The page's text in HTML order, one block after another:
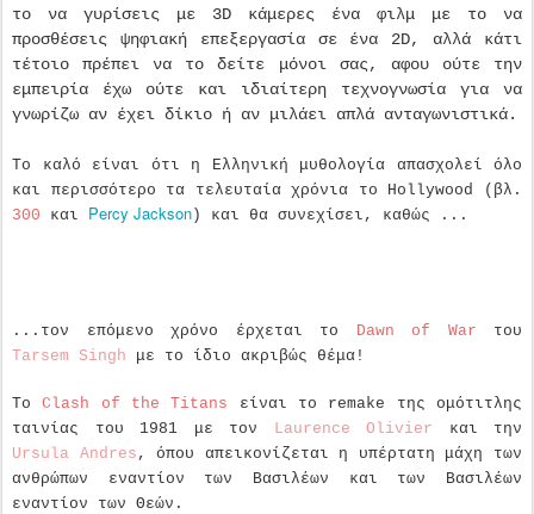
το να γυρίσεις με 3D κάμερες ένα φιλμ με το να
προσθέσεις ψηφιακή επεξεργασία σε ένα 2D, αλλά κάτι
τέτοιο πρέπει να το δείτε μόνοι σας, αφουούτε την
εμπειρία έχω ούτε και ιδιαίτερη τεχνογνωσία για να
γνωρίζω αν έχει δίκιο ή αν μιλάει απλά ανταγωνιστικά.
Το καλό είναι ότι η Ελληνική μυθολογία απασχολεί όλο
και περισσότερο τα τελευταία χρόνια το Hollywood (βλ.
300 και Percy Jackson ) και θα συνεχίσει, καθώς ...
...τον επόμενο χρόνο έρχεται το Dawn of War του
Tarsem Singh με το ίδιο ακριβώς θέμα!
ΤοClash of the Titans είναι το remake της ομότιτλης
ταινίας του 1981 με τον Laurence Olivier και την
Ursula Andres , όπου απεικονίζεται η υπέρτατη μάχη των
ανθρώπων εναντίον των Βασιλέων και των Βασιλέων
εναντίον των Θεών.